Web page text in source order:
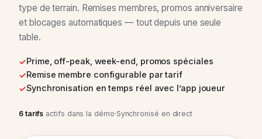
type de terrain. Remises membres, promos anniversaire
et blocages automatiques — tout depuis une seule
table.
Prime, off-peak, week-end, promos spéciales
Remise membre configurable par tarif
Synchronisation en temps réel avec l’app joueur
6 tarifs actifs dans la démo·Synchronisé en direct